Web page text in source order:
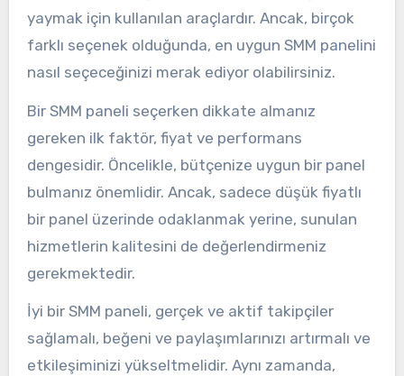
yaymak için kullanılan araçlardır. Ancak, birçok
farklı seçenek olduğunda, en uygun SMM panelini
nasıl seçeceğinizi merak ediyor olabilirsiniz.
Bir SMM paneli seçerken dikkate almanız
gereken ilk faktör, fiyat ve performans
dengesidir. Öncelikle, bütçenize uygun bir panel
bulmanız önemlidir. Ancak, sadece düşük fiyatlı
bir panel üzerinde odaklanmak yerine, sunulan
hizmetlerin kalitesini de değerlendirmeniz
gerekmektedir.
İyi bir SMM paneli, gerçek ve aktif takipçiler
sağlamalı, beğeni ve paylaşımlarınızı artırmalı ve
etkileşiminizi yükseltmelidir. Aynı zamanda,